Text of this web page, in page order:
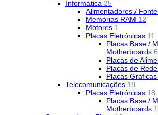
Informática 25
Alimentadores /
Memórias RAM 12
Motores 1
Placas Eletrónicas 11
Placas Base /
Motherboards 6
Placas de
Placas de Rede
Placas Gráficas
Telecomunicações 18
Placas Eletrónicas 18
Placas Base /
Motherboards